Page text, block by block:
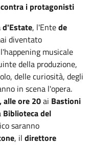
i protagonisti
d'Estate, l'Entede
diventato
musicale
della produzione,
delle curiosità, degli
in scena l'opera.
alle ore 20ai Bastioni
Biblioteca del
saranno
, il direttore